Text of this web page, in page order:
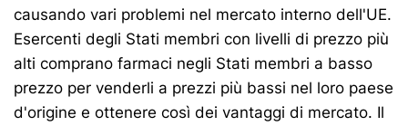
causando vari problemi nel mercato interno dell'UE.
Esercenti degli Stati membri con livelli di prezzo più
alti comprano farmaci negli Stati membri a basso
prezzo per venderli a prezzi più bassi nel loro paese
d'origine e ottenere così dei vantaggi di mercato. Il